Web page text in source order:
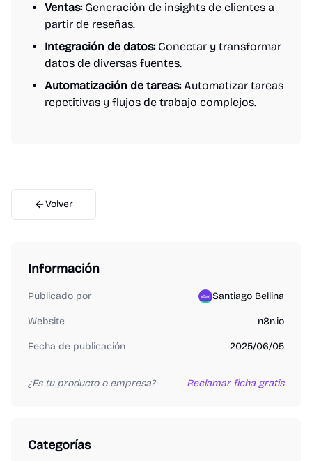
Ventas:Generación de insights de clientes a
partir de reseñas.
Integración de datos:Conectar y transformar
datos de diversas fuentes.
Automatización de tareas:Automatizar tareas
repetitivas y flujos de trabajo complejos.
Volver
Información
Publicado por Santiago Bellina
Website n8n.io
Fecha de publicación 2025/06/05
¿Es tu producto o empresa? Reclamar ficha gratis
Categorías